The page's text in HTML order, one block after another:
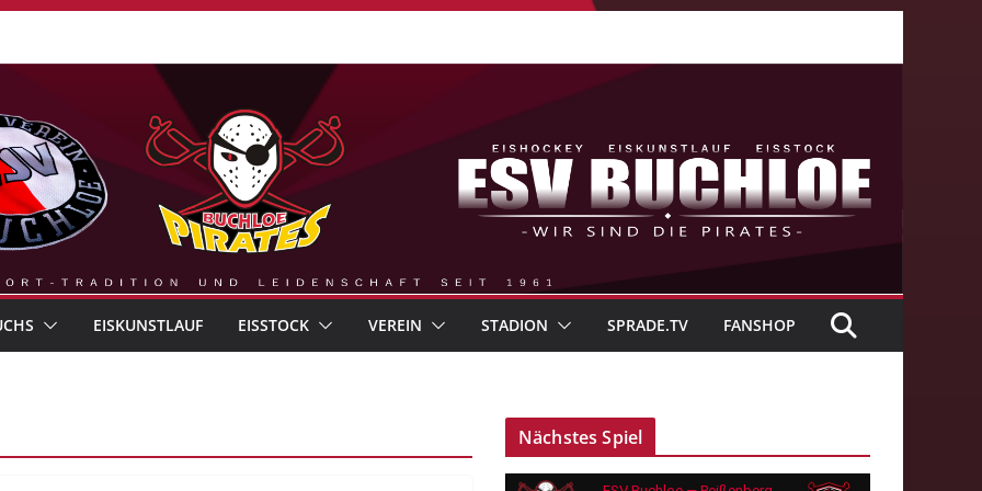
EISKUNSTLAUF EISSTOCK VEREIN STADION SPRADE.TV FANSHOP
Nächstes Spiel